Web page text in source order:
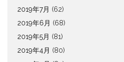
2019年7月 (62)
2019年6月 (68)
2019年5月 (81)
2019年4月 (80)